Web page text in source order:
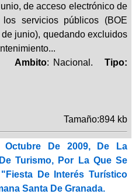
de acceso electrónico de
servicios públicos (BOE
junio), quedando excluidos
Ambito: Nacional.Tipo:
Tamaño:894 kb
De 2009, De La
Turismo, Por La Que Se
De Interés Turístico
Santa De Granada.